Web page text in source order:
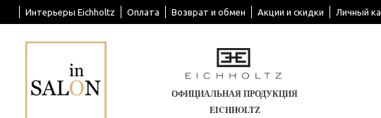
Интерьеры Eichholtz Оплата Возврат и обмен Акции и скидки Личный
ОФИЦИАЛЬНАЯ ПРОДУКЦИЯ
EICHHOLTZ